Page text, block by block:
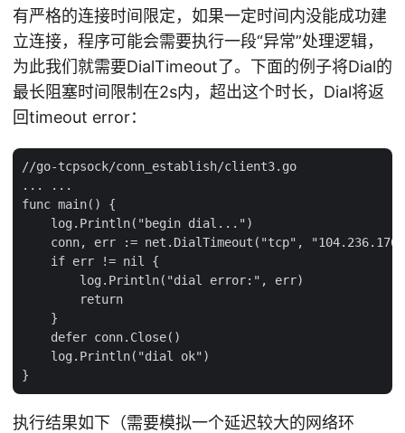
有严格的连接时间限定，如果一定时间内没能成功建
立连接，程序可能会需要执行一段“异常”处理逻辑，
为此我们就需要DialTimeout了。下面的例子将Dial的
最长阻塞时间限制在2s内，超出这个时长，Dial将返
回timeout error：
//go-tcpsock/conn_establish/client3.go
... ...
func main() {
    log.Println("begin dial...")
conn, err := net.DialTimeout("tcp",
    if err != nil {
        log.Println("dial error:", err)
        return
    }
    defer conn.Close()
    log.Println("dial ok")
执行结果如下（需要模拟一个延迟较大的网络环